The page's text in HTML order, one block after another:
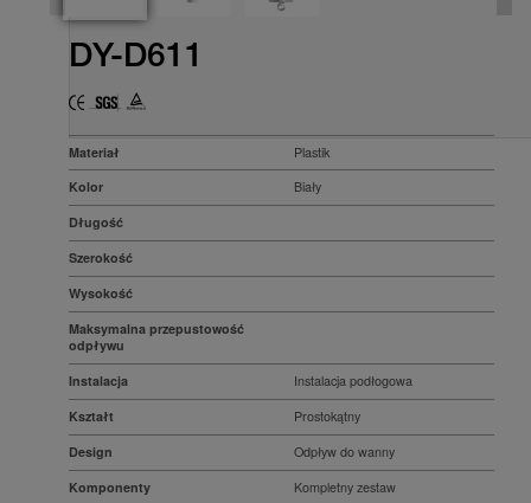
DY-D611
Materiał
Plastik
Kolor
Biały
Długość
Szerokość
Wysokość
Maksymalna przepustowość
odpływu
Instalacja
Instalacja podłogowa
Kształt
Prostokątny
Design
Odpływ do wanny
Komponenty
Kompletny zestaw